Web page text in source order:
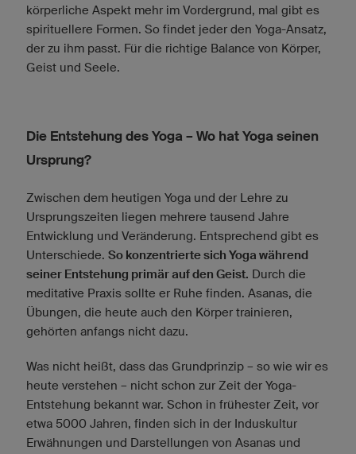
körperliche Aspekt mehr im Vordergrund, mal gibt es
spirituellere Formen. So findet jeder den Yoga-Ansatz,
der zu ihm passt. Für die richtige Balance von Körper,
Geist und Seele.
Die Entstehung des Yoga – Wo hat Yoga seinen
Ursprung?
Zwischen dem heutigen Yoga und der Lehre zu
Ursprungszeiten liegen mehrere tausend Jahre
Entwicklung und Veränderung. Entsprechend gibt es
Unterschiede. So konzentrierte sich Yoga während
seiner Entstehung primär auf den Geist. Durch die
meditative Praxis sollte er Ruhe finden. Asanas, die
Übungen, die heute auch den Körper trainieren,
gehörten anfangs nicht dazu.
Was nicht heißt, dass das Grundprinzip – so wie wir es
heute verstehen – nicht schon zur Zeit der Yoga-
Entstehung bekannt war. Schon in frühester Zeit, vor
etwa 5000 Jahren, finden sich in der Induskultur
Erwähnungen und Darstellungen von Asanas und